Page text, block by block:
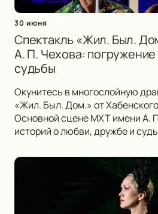
30 июня
Спектакль «Жил. Был.
А. П. Чехова:
судьбы
Окунитесь в многослойную
«Жил. Был. Дом.» от
Основной сцене МХТ имени А.
историй о любви, дружбе и